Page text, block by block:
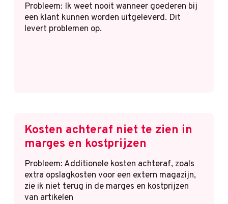
Probleem: Ik weet nooit wanneer goederen bij
een klant kunnen worden uitgeleverd. Dit
levert problemen op.
Kosten achteraf niet te zien in
marges en kostprijzen
Probleem: Additionele kosten achteraf, zoals
extra opslagkosten voor een extern magazijn,
zie ik niet terug in de marges en kostprijzen
van artikelen